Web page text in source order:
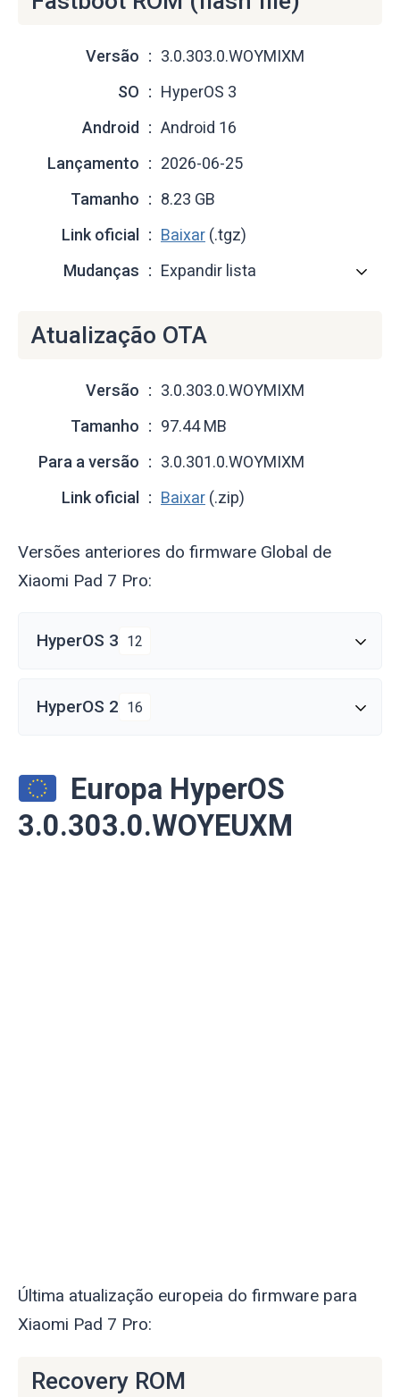
Versão
3.0.303.0.WOYMIXM
SO
HyperOS 3
Android
Android 16
Lançamento
2026-06-25
Tamanho
8.23 GB
Link oficial
Baixar (.tgz)
Mudanças
Expandir lista
Atualização OTA
Versão
3.0.303.0.WOYMIXM
Tamanho
97.44 MB
Para a versão
3.0.301.0.WOYMIXM
Link oficial
Baixar (.zip)
Versões anteriores do firmware Global de
Xiaomi Pad 7 Pro:
HyperOS 3 12
HyperOS 2 16
Europa HyperOS
3.0.303.0.WOYEUXM
Última atualização europeia do firmware para
Xiaomi Pad 7 Pro:
Recovery ROM